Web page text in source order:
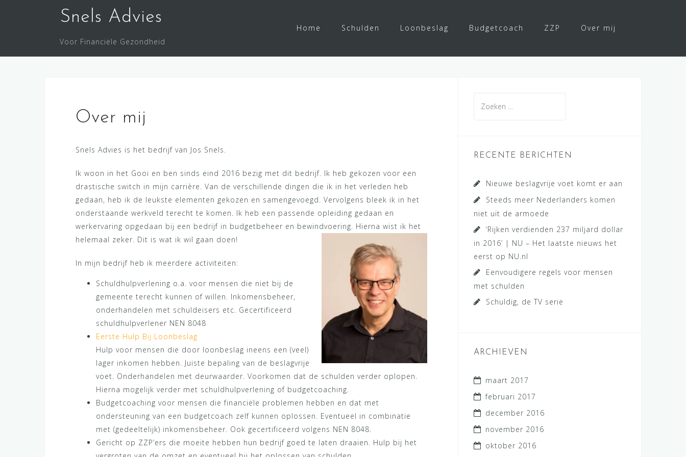
Snels Advies
Voor Financiële Gezondheid
Home Schulden Loonbeslag Budgetcoach ZZP Over mij
Over mij
Snels Advies is het bedrijf van Jos Snels.
Ik woon in het Gooi en ben sinds eind 2016 bezig met dit bedrijf. Ik heb gekozen voor een
drastische switch in mijn carrière. Van de verschillende dingen die ik in het verleden heb
gedaan, heb ik de leukste elementen gekozen en samengevoegd. Vervolgens bleek ik in het
onderstaande werkveld terecht te komen. Ik heb een passende opleiding gedaan en
werkervaring opgedaan bij een bedrijf in budgetbeheer en bewindvoering. Hierna wist ik het
helemaal zeker. Dit is wat ik wil gaan doen!
In mijn bedrijf heb ik meerdere activiteiten:
Schuldhulpverlening o.a. voor mensen die niet bij de
gemeente terecht kunnen of willen. Inkomensbeheer,
onderhandelen met schuldeisers etc. Gecertificeerd
schuldhulpverlener NEN 8048
Eerste Hulp Bij Loonbeslag
Hulp voor mensen die door loonbeslag ineens een (veel)
lager inkomen hebben. Juiste bepaling van de beslagvrije
voet. Onderhandelen met deurwaarder. Voorkomen dat de schulden verder oplopen.
Hierna mogelijk verder met schuldhulpverlening of budgetcoaching.
Budgetcoaching voor mensen die financiële problemen hebben en dat met
ondersteuning van een budgetcoach zelf kunnen oplossen. Eventueel in combinatie
met (gedeeltelijk) inkomensbeheer. Ook gecertificeerd volgens NEN 8048.
Gericht op ZZP’ers die moeite hebben hun bedrijf goed te laten draaien. Hulp bij het
naar:
RECENTE BERICHTEN
Nieuwe beslagvrije voet komt er aan
Steeds meer Nederlanders komen
niet uit de armoede
‘Rijken verdienden 237 miljard dollar
in 2016’ | NU – Het laatste nieuws het
eerst op NU.nl
Eenvoudigere regels voor mensen
met schulden
Schuldig, de TV serie
ARCHIEVEN
maart 2017
februari 2017
december 2016
november 2016
oktober 2016